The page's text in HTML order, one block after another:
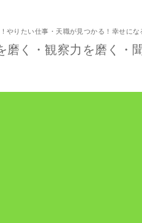
やりたい仕事・天職が見つかる！幸せ
磨く・観察力を磨く